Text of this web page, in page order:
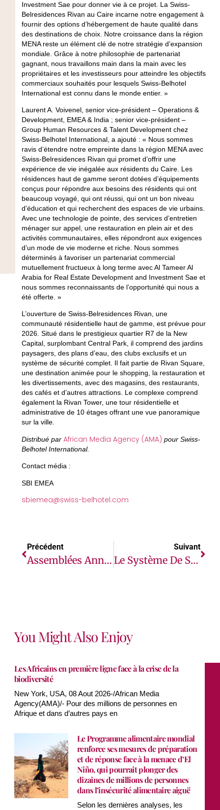
Investment Sae pour donner vie à ce projet. La Swiss-
Belresidences Rivan au Caire incarne notre engagement à
fournir des options d’hébergement de haute qualité dans
des destinations de choix. Notre croissance dans la région
MENA reste un élément clé de notre stratégie d’expansion
mondiale. Grâce à notre philosophie de partenariat
gagnant, nous travaillons main dans la main avec les
propriétaires et les investisseurs pour atteindre les objectifs
commerciaux souhaités pour lesquels Swiss-Belhotel
International est connu dans le monde entier. »
Laurent A. Voivenel, senior vice-président – Operations &
Development, EMEA & India ; senior vice-président –
Group Human Resources & Talent Development chez
Swiss-Belhotel International, a ajouté : « Nous sommes
ravis d’étendre notre empreinte dans la région MENA avec
Swiss-Belresidences Rivan qui promet d’offrir une
expérience de vie inégalée aux résidents du Caire. Les
résidences haut de gamme seront dotées d’équipements
conçus pour répondre aux besoins des résidents qui ont
beaucoup voyagé, qui ont réussi, qui ont un bon niveau
d’éducation et qui recherchent des espaces de vie urbains.
Avec une technologie de pointe, des services d’entretien
ménager sur appel, une restauration en plein air et des
activités communautaires, elles répondront aux exigences
d’un mode de vie moderne et riche. Nous sommes
déterminés à favoriser un partenariat commercial
mutuellement fructueux à long terme avec Al Tameer Al
Arabia for Real Estate Development and Investment Sae et
nous sommes reconnaissants de l’opportunité qui nous a
été offerte. »
L’ouverture de Swiss-Belresidences Rivan, une
communauté résidentielle haut de gamme, est prévue pour
2026. Situé dans le prestigieux quartier R7 de la New
Capital, surplombant Central Park, il comprend des jardins
paysagers, des plans d’eau, des clubs exclusifs et un
système de sécurité complet. Il fait partie de Rivan Square,
une destination animée pour le shopping, la restauration et
les divertissements, avec des magasins, des restaurants,
des cafés et d’autres attractions. Le complexe comprend
également la Rivan Tower, une tour résidentielle et
administrative de 10 étages offrant une vue panoramique
sur la ville.
Distribué par African Media Agency (AMA) pour Swiss-
Belhotel International.
Contact média :
SBI EMEA
sbiemea@swiss-belhotel.com
Précédent
Assemblées Annuelles 2024 : La Facilité Pour L’économie Circulaire En Afrique Veut Dynamiser Les Économies Africaines Par Des Approches Innovantes De Croissance Verte
Suivant
Le Système De Sauvegarde Intégré (SSI) Révisé Du Groupe De La Banque Africaine De Développement Entre En Vigueur
You Might Also Enjoy
Les Africains en première ligne face à la crise de la
biodiversité
New York, USA, 08 Aout 2026-/African Media
Agency(AMA)/- Pour des millions de personnes en
Afrique et dans d’autres pays en
Le Programme alimentaire mondial
renforce ses mesures de préparation
et de réponse face à la menace d’El
Niño, qui pourrait plonger des
dizaines de millions de personnes
dans l’insécurité alimentaire aiguë
Selon les dernières analyses, les